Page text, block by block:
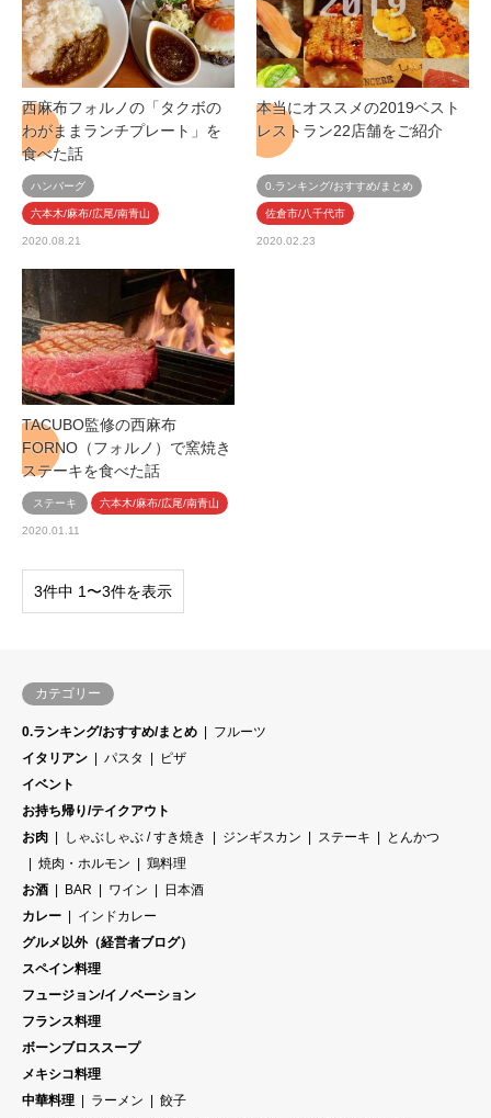
西麻布フォルノの「タクボの
わがままランチプレート」を
食べた話
ハンバーグ
六本木/麻布/広尾/南青山
2020.08.21
本当にオススメの2019ベスト
レストラン22店舗をご紹介
0.ランキング/おすすめ/まとめ
佐倉市/八千代市
2020.02.23
TACUBO監修の西麻布
FORNO（フォルノ）で窯焼き
ステーキを食べた話
ステーキ 六本木/麻布/広尾/南青山
2020.01.11
3件中 1〜3件を表示
カテゴリー
0.ランキング/おすすめ/まとめ
フルーツ
イタリアン
パスタ
ピザ
イベント
お持ち帰り/テイクアウト
お肉
しゃぶしゃぶ / すき焼き ジンギスカン ステーキ
とんかつ
焼肉・ホルモン
鶏料理
お酒
BAR ワイン
日本酒
カレー
インドカレー
グルメ以外（経営者ブログ）
スペイン料理
フュージョン/イノベーション
フランス料理
ボーンブロススープ
メキシコ料理
中華料理
ラーメン
餃子